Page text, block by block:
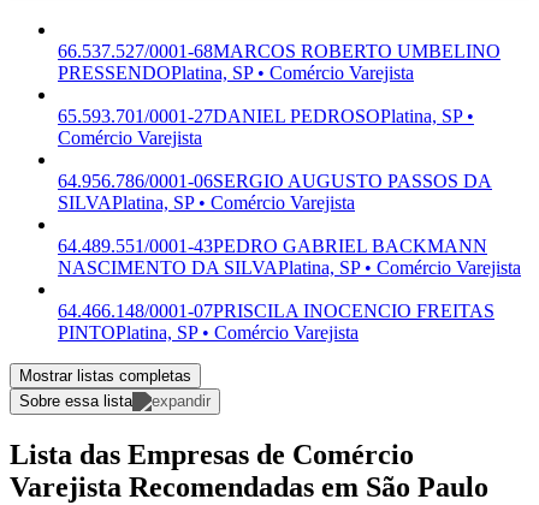
66.537.527/0001-68MARCOS ROBERTO UMBELINO
PRESSENDOPlatina, SP • Comércio Varejista
65.593.701/0001-27DANIEL PEDROSOPlatina, SP •
Comércio Varejista
64.956.786/0001-06SERGIO AUGUSTO PASSOS DA
SILVAPlatina, SP • Comércio Varejista
64.489.551/0001-43PEDRO GABRIEL BACKMANN
NASCIMENTO DA SILVAPlatina, SP • Comércio Varejista
64.466.148/0001-07PRISCILA INOCENCIO FREITAS
PINTOPlatina, SP • Comércio Varejista
Mostrar listas completas
Sobre essa lista
Lista das Empresas de Comércio
Varejista Recomendadas em São Paulo